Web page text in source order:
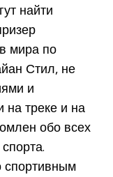
найти
мира по
Стил, не
и
на треке и на
обо всех
спортивным